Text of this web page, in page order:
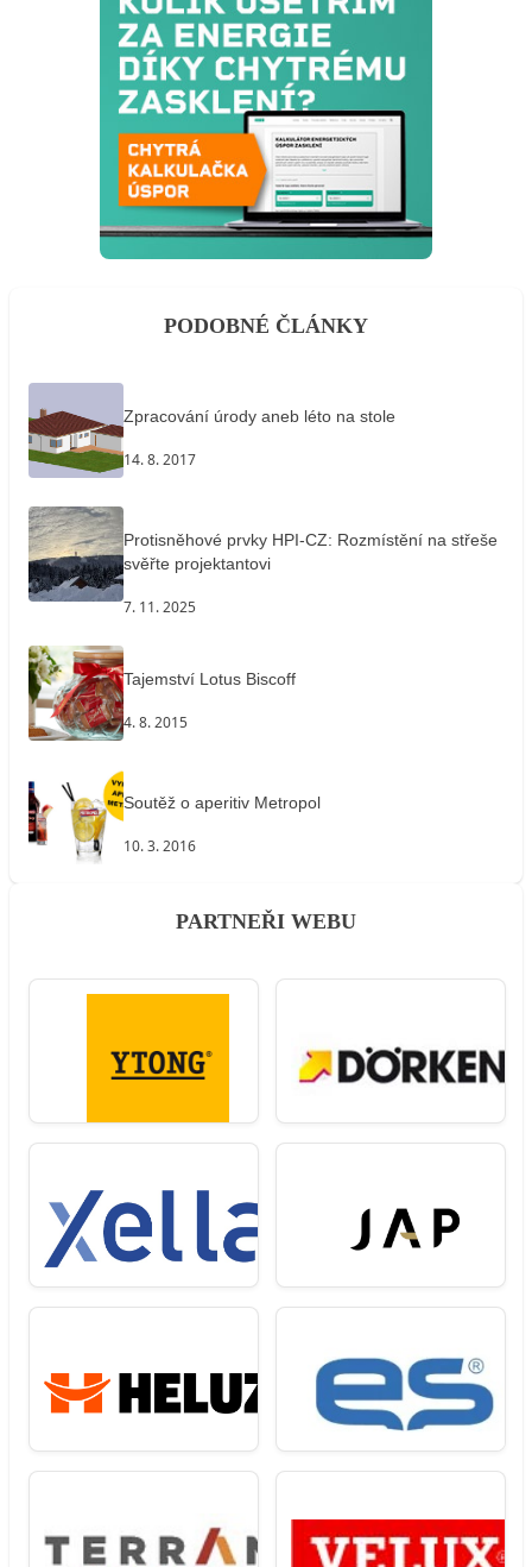
PODOBNÉ ČLÁNKY
Zpracování úrody aneb léto na stole
14. 8. 2017
Protisněhové prvky HPI-CZ: Rozmístění na střeše
svěřte projektantovi
7. 11. 2025
Tajemství Lotus Biscoff
4. 8. 2015
Soutěž o aperitiv Metropol
10. 3. 2016
PARTNEŘI WEBU